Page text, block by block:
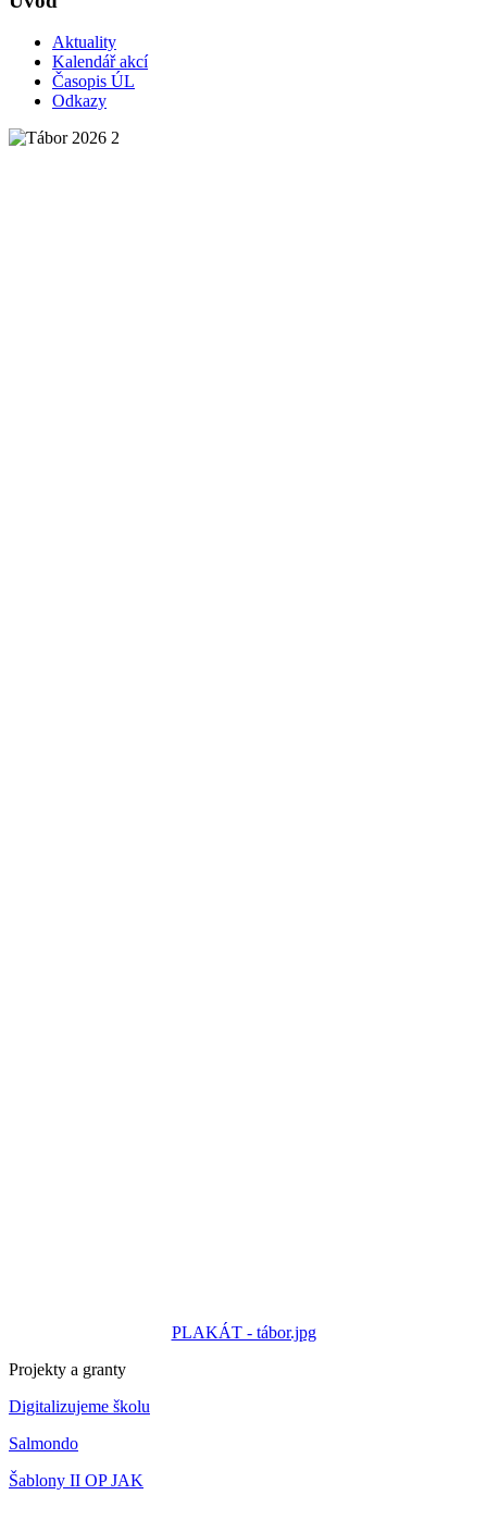
Aktuality
Kalendář akcí
Časopis ÚL
Odkazy
PLAKÁT - tábor.jpg
Projekty a granty
Digitalizujeme školu
Salmondo
Šablony II OP JAK